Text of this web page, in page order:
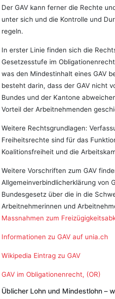
Der GAV kann ferner die Rechte
unter sich und die Kontrolle und
regeln.
In erster Linie finden sich die
Gesetzesstufe im
was den Mindestinhalt eines GAV
besteht darin, dass der GAV nicht
Bundes und der Kantone
Vorteil der Arbeitnehmenden
Weitere Rechtsgrundlagen:
Freiheitsrechte sind für das
Koalitionsfreiheit und die
Weitere Vorschriften zum GAV
Allgemeinverbindlicherklärung von
Bundesgesetz über die in die
Arbeitnehmerinnen und
Massnahmen zum
Informationen zu GAV auf unia.ch
Wikipedia Eintrag zu GAV
GAV im Obligationenrecht, (OR)
Üblicher Lohn und Mindestlohn –